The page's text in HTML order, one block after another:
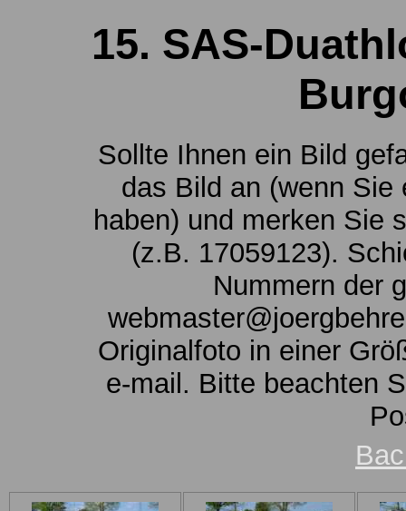
15. SAS-
Sollte Ihnen ein Bild
das Bild an (wenn
haben) und merken Sie
(z.B. 17059123).
Nummern der
Originalfoto in einer
e-mail. Bitte beachten